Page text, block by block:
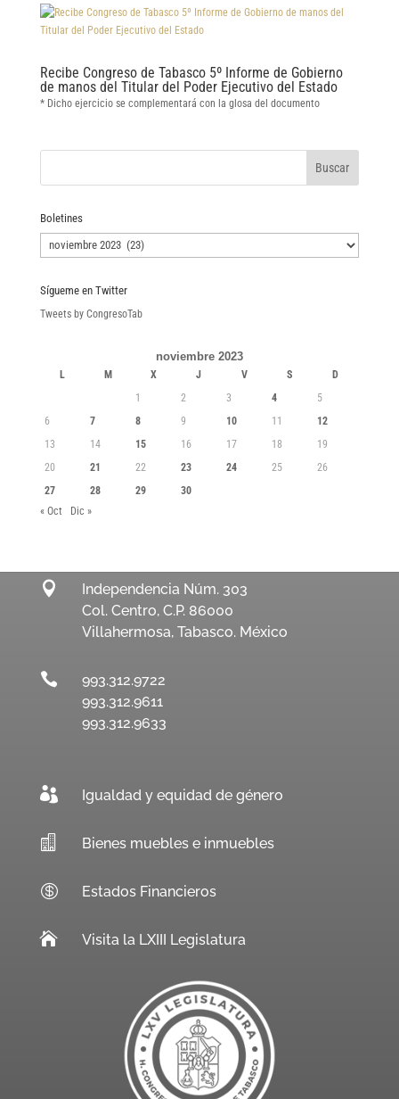
Recibe Congreso de Tabasco 5º Informe de Gobierno
de manos del Titular del Poder Ejecutivo del Estado
* Dicho ejercicio se complementará con la glosa del documento
Boletines
Boletines
Sígueme en Twitter
Tweets by CongresoTab
noviembre 2023
L M X J V S
D
1
2 3 4
5
6
7 8 9 10 11
12
13
14 15 16 17 18
19
20
21 22 23 24 25
26
27
28 29
30
« Oct
Dic »

Independencia Núm. 303
Col. Centro, C.P. 86000
Villahermosa, Tabasco. México

993.312.9722
993.312.9611
993.312.9633
 Igualdad y equidad de género
 Bienes muebles e inmuebles
 Estados Financieros
 Visita la LXIII Legislatura